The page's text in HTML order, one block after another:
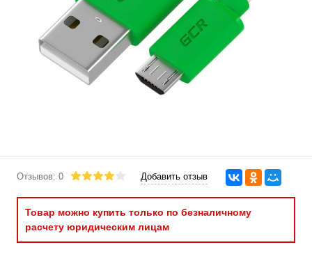
Отзывов: 0 Добавить отзыв
Товар можно купить только по безналичному
расчету юридическим лицам